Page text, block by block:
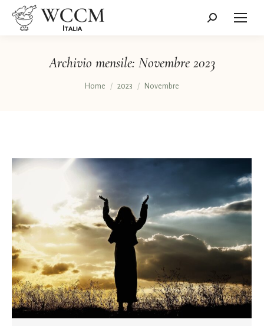
Cerca:
Archivio mensile: Novembre 2023
Tu sei qui:
Home 2023 Novembre